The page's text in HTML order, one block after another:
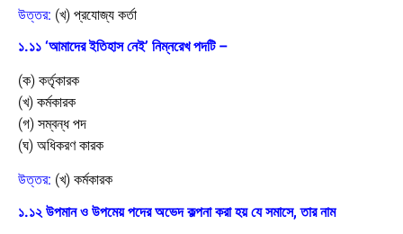
উত্তর: (খ) প্রযোজ্য কর্তা
১.১১ ‘আমাদের ইতিহাস নেই’ নিম্নরেখ পদটি –
(ক) কর্তৃকারক
(খ) কর্মকারক
(গ) সম্বন্ধ পদ
(ঘ) অধিকরণ কারক
উত্তর: (খ) কর্মকারক
১.১২ উপমান ও উপমেয় পদের অভেদ কল্পনা করা হয় যে সমাসে, তার নাম